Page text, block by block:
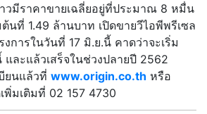
วมีราคาขายเฉลี่ยอยู่ที่ประมาณ 8 หมื่น
นที่ 1.49 ล้านบาท เปิดขายวีไอพีพรีเซล
การในวันที่ 17 มิ.ย.นี้ คาดว่าจะเริ่ม
และแล้วเสร็จในช่วงปลายปี 2562
ยนแล้วที่ www.origin.co.th หรือ
พิ่มเติมที่ 02 157 4730